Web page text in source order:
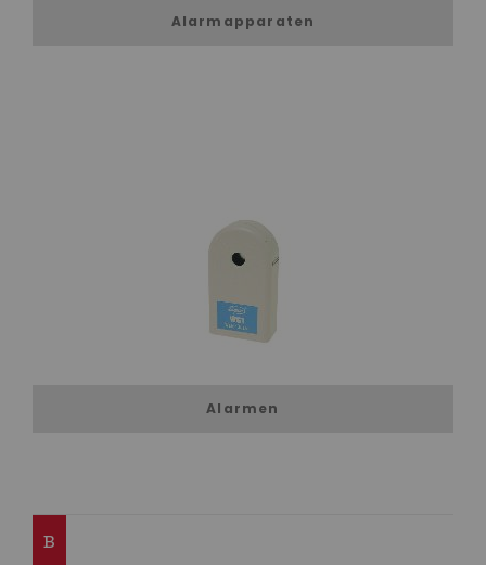
Alarmapparaten
Alarmen
B